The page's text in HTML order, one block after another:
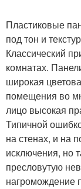
Пластиковые
под тон и
Классический
комнатах.
широкая
помещения во
лицо высокая
Типичной
на стенах, и на
исключения, но
пресловутую
нагромождение